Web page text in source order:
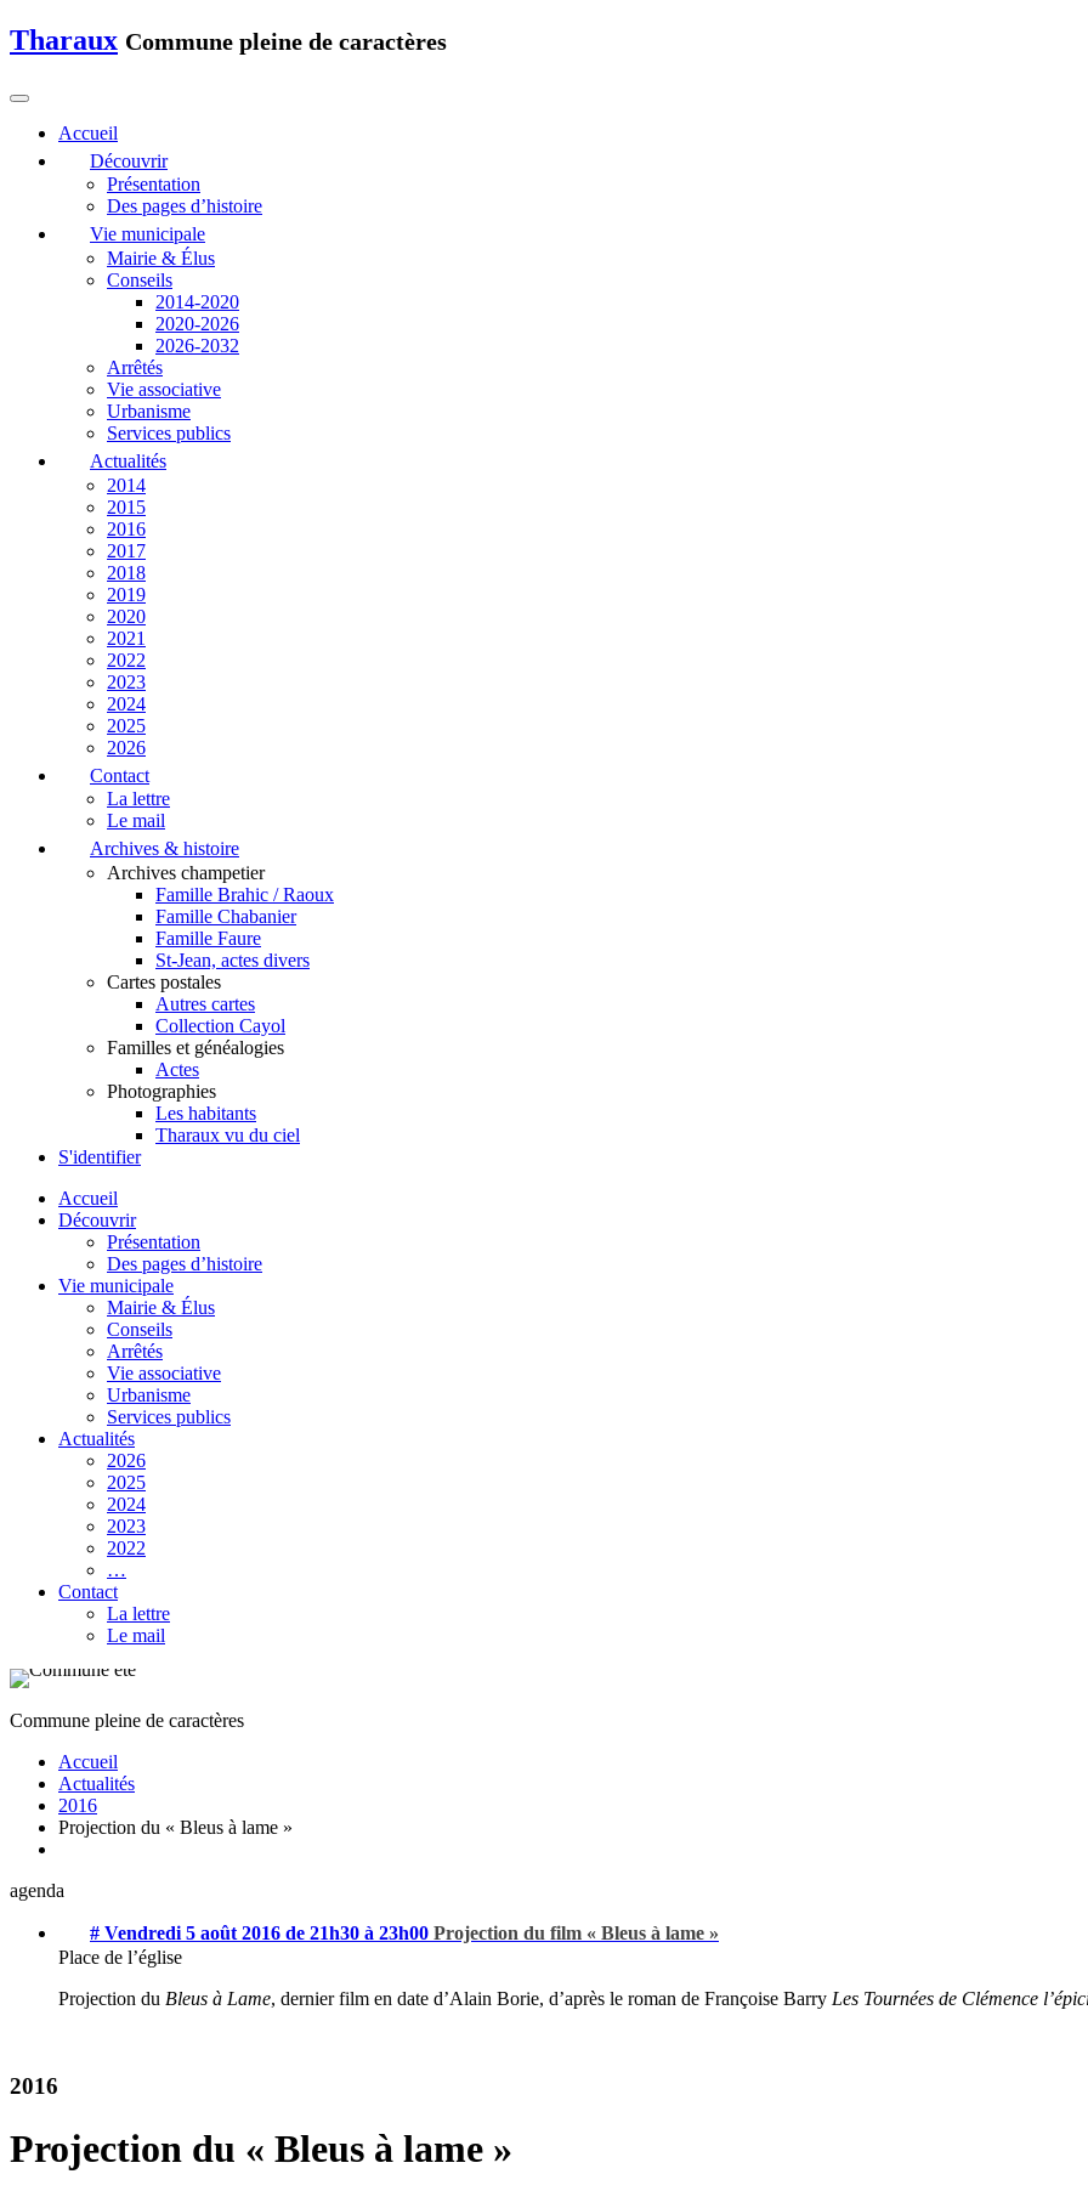
Tharaux Commune pleine de caractères
Accueil
Découvrir
Présentation
Des pages d’histoire
Vie municipale
Mairie & Élus
Conseils
2014-2020
2020-2026
2026-2032
Arrêtés
Vie associative
Urbanisme
Services publics
Actualités
2014
2015
2016
2017
2018
2019
2020
2021
2022
2023
2024
2025
2026
Contact
La lettre
Le mail
Archives & histoire
Archives champetier
Famille Brahic / Raoux
Famille Chabanier
Famille Faure
St-Jean, actes divers
Cartes postales
Autres cartes
Collection Cayol
Familles et généalogies
Actes
Photographies
Les habitants
Tharaux vu du ciel
S'identifier
Accueil
Découvrir
Présentation
Des pages d’histoire
Vie municipale
Mairie & Élus
Conseils
Arrêtés
Vie associative
Urbanisme
Services publics
Actualités
2026
2025
2024
2023
2022
…
Contact
La lettre
Le mail
Commune pleine de caractères
Accueil
Actualités
2016
Projection du « Bleus à lame »
agenda
# Vendredi 5 août 2016 de 21h30 à 23h00 Projection du film « Bleus à lame »
Place de l’église
Projection du Bleus à Lame, dernier film en date d’Alain Borie, d’après le roman de Françoise Barry Les Tournées de Clémence
2016
Projection du « Bleus à lame »